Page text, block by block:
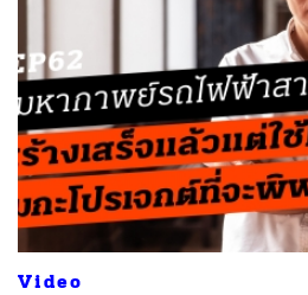
Video
ค้นหา